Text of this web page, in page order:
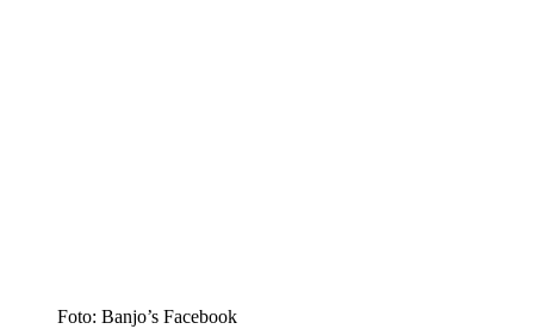
Foto: Banjo’s Facebook